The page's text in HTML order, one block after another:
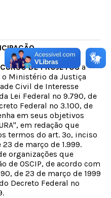
DE PROJETOSa
Ministério da Justiça
Civil de Interesse
Lei Federal nº 9.790, de
Federal nº 3.100, de
em seus objetivos
em redação que
termos do art. 3º, inciso
de março de 1.999.
organizações que
de OSCIP, de acordo com
de 23 de março de 1999
Decreto Federal nº